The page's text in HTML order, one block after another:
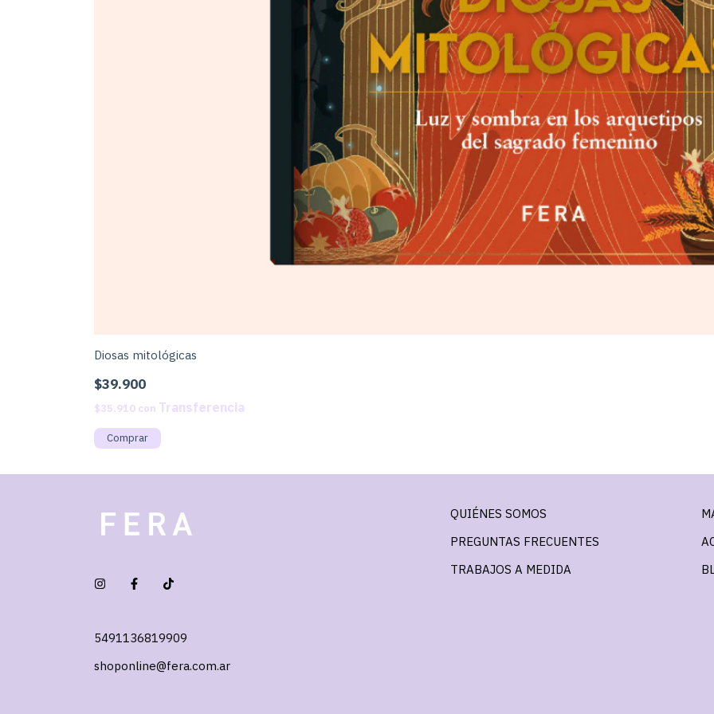
Diosas mitológicas
$39.900
$35.910 con
5491136819909
shoponline@fera.com.ar
QUIÉNES SOMOS
PREGUNTAS FRECUENTES
TRABAJOS A MEDIDA